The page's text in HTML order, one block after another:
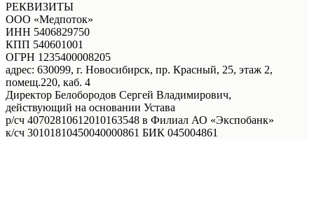
РЕКВИЗИТЫ
ООО «Медпоток»
ИНН 5406829750
КПП 540601001
ОГРН 1235400008205
адрес: 630099, г. Новосибирск, пр. Красный, 25, этаж 2,
помещ.220, каб. 4
Директор Белобородов Сергей Владимирович,
действующий на основании Устава
р/сч 40702810612010163548 в Филиал АО «Экспобанк»
к/сч 30101810450040000861 БИК 045004861